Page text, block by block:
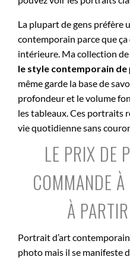
La plupart de gens préfère
contemporain parce que
intérieure. Ma collection de
le style contemporain
même garde la base de
profondeur et le volume
les tableaux. Ces portraits
vie quotidienne sans
LE PRIX DE
COMMANDE
À
Portrait d’art
photo mais il se manifeste